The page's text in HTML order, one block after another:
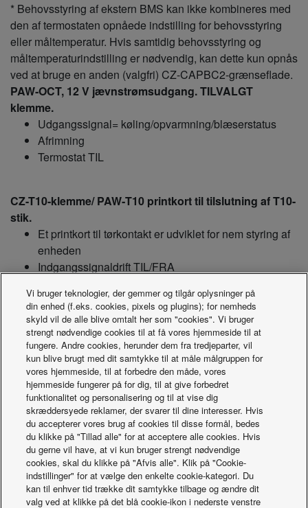
* Behovsstyring af ekstern BMS kan ikke kombineres med
den af termostaten opnåede indstilling for behovsstyring
eller måltemperatur. Hvis samtidig behovsstyring og
måltemperaturindstilling er nødvendig, kan dette kun opnås
ved at bruge en anden (valgfri) CZ-CAPBC2-grænseflade.
PAW‑OCT, 12 V jævnstrømsudgang. TILVALGT
klemme.
Udgangssignal= køling/opvarmning/blæserstatus
Afrimning
Termostat TIL
CZ-T10-klemme/ PAW‑T10 printkort til tilslutning af T10-
stik.
Et printkort til tørkontakt er udviklet for nem styring af
enheden
Indgangssignaldrift TIL/FRA
TIL-status for udgangssignaldrift, maks. 230 V 5 A
(NO/NC)
Status for udgangssignalalarm maks. 230 V 5 A
(NO/NC)
Alarmudgang (ved 12 V jævnstrøm)
Yderligere tilgængelige kontakter:
- Styring af ekstern befugter (TIL/FRA), 230 V vekselstrøm
3 A
- Styring af ekstern blæser (TIL/FRA), 12 V jævnstrøm
- Eksternt filterstatussignal, potentialefri
- Ekstern svømmerkoblersignal, potentialefri
- Ekstern lækageregistreringssensor eller TH. FRA-kontakt,
Vi bruger teknologier, der gemmer og tilgår oplysninger på
din enhed (f.eks. cookies, pixels og plugins); for nemheds
skyld vil de alle blive omtalt her som "cookies". Vi bruger
strengt nødvendige cookies til at få vores hjemmeside til at
fungere. Andre cookies, herunder dem fra tredjeparter, vil
kun blive brugt med dit samtykke til at måle målgruppen for
vores hjemmeside, til at forbedre den måde, vores
hjemmeside fungerer på for dig, til at give forbedret
funktionalitet og personalisering og til at vise dig
skræddersyede reklamer, der svarer til dine interesser. Hvis
du accepterer vores brug af cookies til disse formål, bedes
du klikke på "Tillad alle" for at acceptere alle cookies. Hvis
du gerne vil have, at vi kun bruger strengt nødvendige
cookies, skal du klikke på "Afvis alle". Klik på "Cookie-
indstillinger" for at vælge den enkelte cookie-kategori. Du
kan til enhver tid trække dit samtykke tilbage og ændre dit
valg ved at klikke på det blå cookie-ikon i nederste venstre